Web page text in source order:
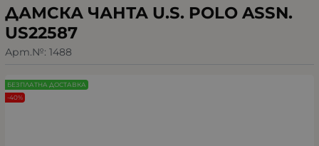
ДАМСКА ЧАНТА U.S. POLO ASSN.
US22587
Арт.№: 1488
БЕЗПЛАТНА ДОСТАВКА
-40%